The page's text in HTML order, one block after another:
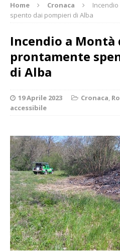
Home Cronaca
spento dai pompieri di Alba
Incendio a Montà
prontamente
di Alba
19 Aprile 2023 Cronaca,
accessibile